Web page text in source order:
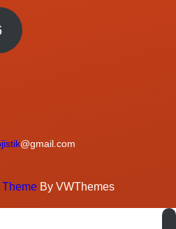
@gmail.com
By VWThemes